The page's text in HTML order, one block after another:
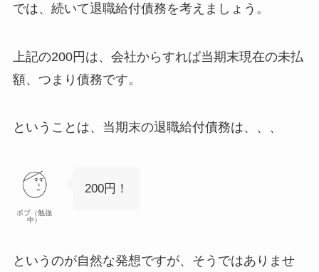
では、続いて退職給付債務を考えましょう。
上記の200円は、会社からすれば当期末現在の未払
額、つまり債務です。
ということは、当期末の退職給付債務は、、、
ボブ（勉強
中）
200円！
というのが自然な発想ですが、 そうではありませ